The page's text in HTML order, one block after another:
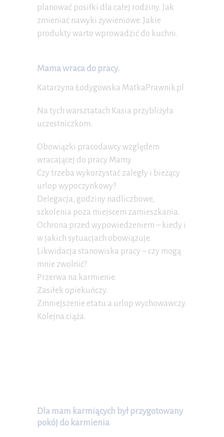
planować posiłki dla całej rodziny. Jak
zmieniać nawyki żywieniowe. Jakie
produkty warto wprowadzić do kuchni.
Mama wraca do pracy.
Katarzyna Łodygowska MatkaPrawnik.pl
Na tych warsztatach Kasia przybliżyła
uczestniczkom:
Obowiązki pracodawcy względem
wracającej do pracy Mamy
Czy trzeba wykorzystać zaległy i bieżący
urlop wypoczynkowy?
Delegacja, godziny nadliczbowe,
szkolenia poza miejscem zamieszkania.
Ochrona przed wypowiedzeniem – kiedy i
w jakich sytuacjach obowiązuje.
Likwidacja stanowiska pracy – czy mogą
mnie zwolnić?
Przerwa na karmienie.
Zasiłek opiekuńczy.
Zmniejszenie etatu a urlop wychowawczy.
Kolejna ciąża.
Dla mam karmiących był przygotowany
pokój do karmienia